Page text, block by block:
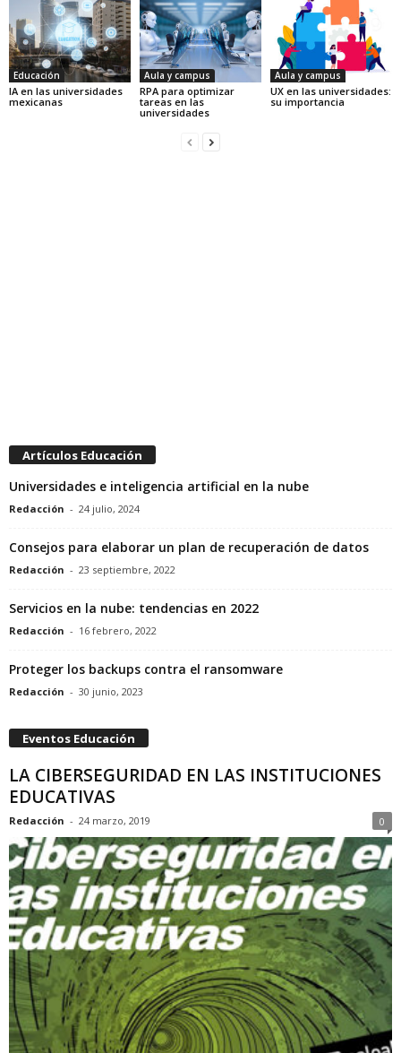
Educación
IA en las universidades
mexicanas
Aula y campus
RPA para optimizar
tareas en las
universidades
Aula y campus
UX en las universidades:
su importancia
Artículos Educación
Universidades e inteligencia artificial en la nube
Redacción - 24 julio, 2024
Consejos para elaborar un plan de recuperación de datos
Redacción - 23 septiembre, 2022
Servicios en la nube: tendencias en 2022
Redacción - 16 febrero, 2022
Proteger los backups contra el ransomware
Redacción - 30 junio, 2023
Eventos Educación
LA CIBERSEGURIDAD EN LAS INSTITUCIONES
EDUCATIVAS
Redacción - 24 marzo, 2019 0